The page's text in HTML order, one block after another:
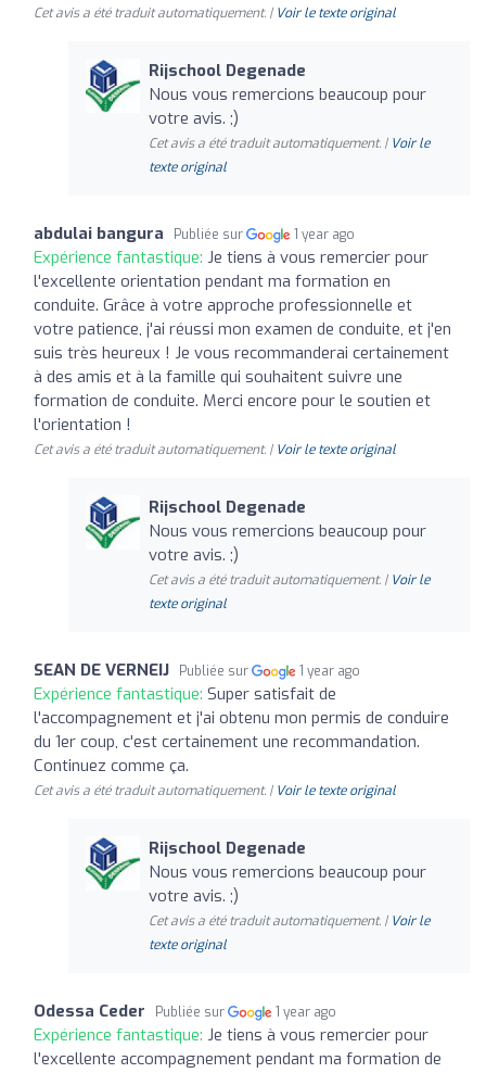
Cet avis a été traduit automatiquement. | Voir le texte original
Rijschool Degenade
Nous vous remercions beaucoup pour
votre avis. ;)
Cet avis a été traduit automatiquement. | Voir le
texte original
abdulai bangura Publiée sur 1 year ago
Expérience fantastique: Je tiens à vous remercier pour
l'excellente orientation pendant ma formation en
conduite. Grâce à votre approche professionnelle et
votre patience, j'ai réussi mon examen de conduite, et j'en
suis très heureux ! Je vous recommanderai certainement
à des amis et à la famille qui souhaitent suivre une
formation de conduite. Merci encore pour le soutien et
l'orientation !
Cet avis a été traduit automatiquement. | Voir le texte original
Rijschool Degenade
Nous vous remercions beaucoup pour
votre avis. ;)
Cet avis a été traduit automatiquement. | Voir le
texte original
SEAN DE VERNEIJ Publiée sur 1 year ago
Expérience fantastique: Super satisfait de
l'accompagnement et j'ai obtenu mon permis de conduire
du 1er coup, c'est certainement une recommandation.
Continuez comme ça.
Cet avis a été traduit automatiquement. | Voir le texte original
Rijschool Degenade
Nous vous remercions beaucoup pour
votre avis. ;)
Cet avis a été traduit automatiquement. | Voir le
texte original
Odessa Ceder Publiée sur 1 year ago
Expérience fantastique: Je tiens à vous remercier pour
l'excellente accompagnement pendant ma formation de